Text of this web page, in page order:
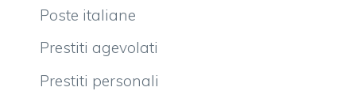
Poste italiane
Prestiti agevolati
Prestiti personali